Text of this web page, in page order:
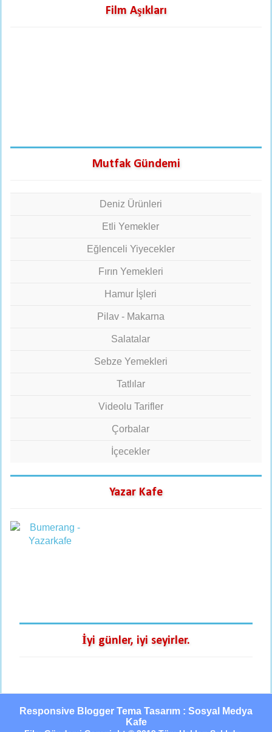
Film Aşıkları
Mutfak Gündemi
Deniz Ürünleri
Etli Yemekler
Eğlenceli Yiyecekler
Fırın Yemekleri
Hamur İşleri
Pilav - Makarna
Salatalar
Sebze Yemekleri
Tatlılar
Videolu Tarifler
Çorbalar
İçecekler
Yazar Kafe
İyi günler, iyi seyirler.
Responsive Blogger Tema Tasarım : Sosyal Medya
Kafe